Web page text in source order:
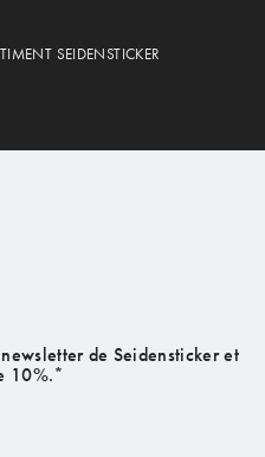
SEIDENSTICKER
de Seidensticker et
10%.*